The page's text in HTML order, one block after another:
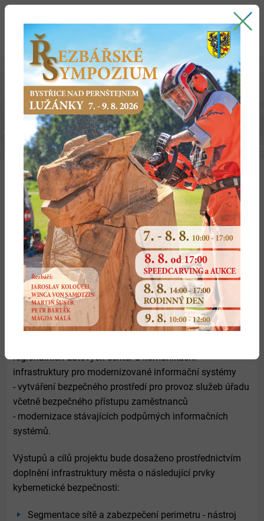
KYBERBEZPEČNOST – MĚSTO BYSTŘICE NAD
PERNŠTEJNEM
Aktivity realizované v rámci tohoto projektu si kladou za
cíl zabezpečit a modernizovat územní veřejnou správu
prostřednictvím zavedení prvků kybernetické bezpečnosti
do systémů využívaných městem Bystřice nad
Pernštejnem. Toho bude dosaženo prostřednictvím
zásadní modernizace kyberbezpečnostních opatření na
úrovni města za účelem zvýšení spolehlivé efektivnosti
územní veřejné správy a vytvoření podmínek pro zvýšení
kvality a transparentnosti služeb poskytovaných veřejnou
správou v rámci samosprávných agend. Projekt zahrnuje
zejména tyto aktivity:
- rozvoj, modernizace a zvýšení dostupnosti
komunikačních a informačních systémů a infrastruktury
regionálních datových center a komunikační
infrastruktury pro modernizované informační systémy
- vytváření bezpečného prostředí pro provoz služeb úřadu
včetně bezpečného přístupu zaměstnanců
- modernizace stávajících podpůrných informačních
systémů.
Výstupů a cílů projektu bude dosaženo prostřednictvím
doplnění infrastruktury města o následující prvky
kybernetické bezpečnosti:
Segmentace sítě a zabezpečení perimetru - nástroj